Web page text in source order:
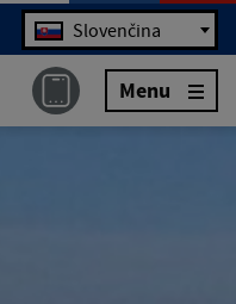
Jazyk Slovenčina
Menu